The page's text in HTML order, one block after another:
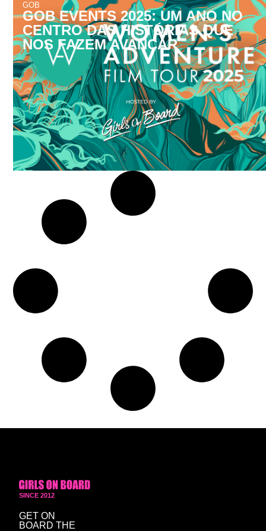
GOB
GOB EVENTS 2025: UM ANO NO
CENTRO DAS HISTÓRIAS QUE
NOS FAZEM AVANÇAR
SINCE 2012
GET ON
BOARD THE